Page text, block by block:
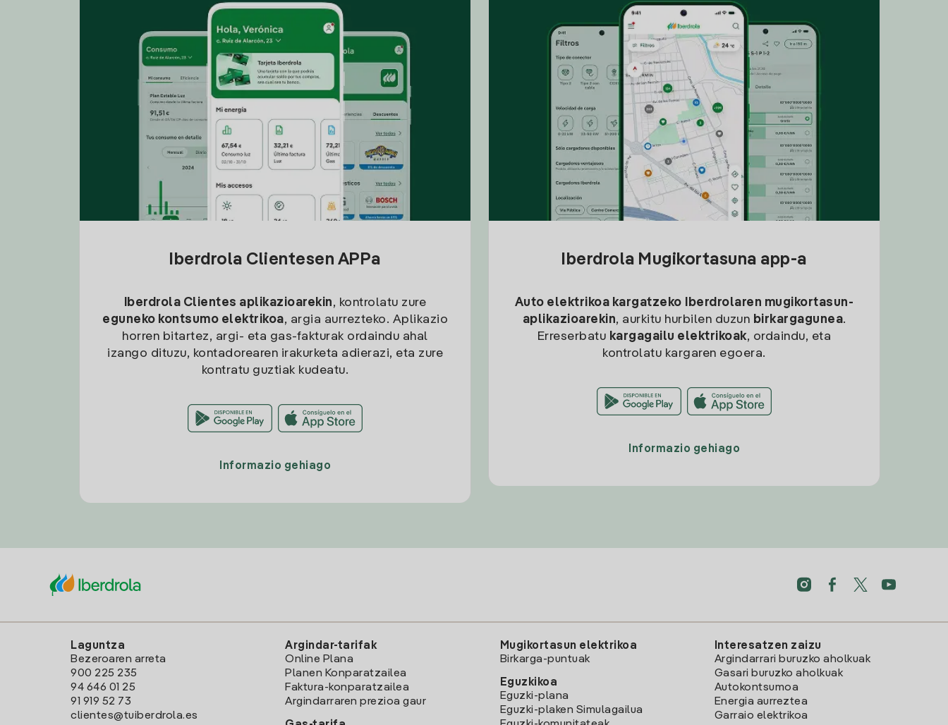
Iberdrola Clientesen APPa
Iberdrola Clientes aplikazioarekin, kontrolatu zure
eguneko kontsumo elektrikoa, argia aurrezteko. Aplikazio
horren bitartez, argi- eta gas-fakturak ordaindu ahal
izango dituzu, kontadorearen irakurketa adierazi, eta zure
kontratu guztiak kudeatu.
Informazio gehiago
Iberdrola Mugikortasuna app-a
Auto elektrikoa kargatzeko
Iberdrolaren mugikortasun-
aplikazioarekin, aurkitu hurbilen duzun birkargagunea.
Erreserbatu kargagailu elektrikoak, ordaindu, eta
kontrolatu kargaren egoera.
Informazio gehiago
Laguntza
Bezeroaren arreta
900 225 235
94 646 01 25
91 919 52 73
clientes@tuiberdrola.es
Argindar-tarifak
Online Plana
Planen Konparatzailea
Faktura-konparatzailea
Argindarraren prezioa gaur
Mugikortasun elektrikoa
Birkarga-puntuak
Eguzkikoa
Eguzki-plana
Eguzki-plaken Simulagailua
Interesatzen zaizu
Argindarrari buruzko aholkuak
Gasari buruzko aholkuak
Autokontsumoa
Energia aurreztea
Garraio elektrikoa